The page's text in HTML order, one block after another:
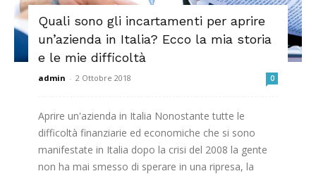
Quali sono gli incartamenti per aprire
un’azienda in Italia? Ecco la mia storia
e le mie difficoltà
admin - 2 Ottobre 2018 0
Aprire un'azienda in Italia Nonostante tutte le
difficoltà finanziarie ed economiche che si sono
manifestate in Italia dopo la crisi del 2008 la gente
non ha mai smesso di sperare in una ripresa, la